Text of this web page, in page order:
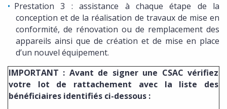
Prestation 3 : assistance à chaque étape de la
conception et de la réalisation de travaux de mise en
conformité, de rénovation ou de remplacement des
appareils ainsi que de création et de mise en place
d’un nouvel équipement.
IMPORTANT : Avant de signer une CSAC vérifiez
votre lot de rattachement avec la liste des
bénéficiaires identifiés ci-dessous :